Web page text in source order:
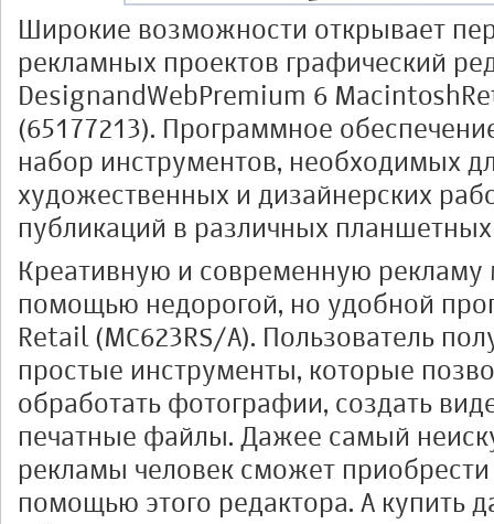
Широкие возможности открывает
рекламных проектов графический
DesignandWebPremium 6
(65177213). Программное
набор инструментов, необходимых
художественных и дизайнерских
публикаций в различных планшетных
Креативную и современную рекламу
помощью недорогой, но удобной
Retail (MC623RS/A). Пользователь
простые инструменты, которые
обработать фотографии, создать
печатные файлы. Дажее самый
рекламы человек сможет
помощью этого редактора. А купить